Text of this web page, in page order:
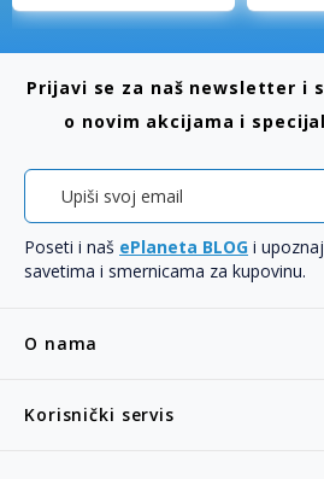
O nama
Korisnički servis
Prijavi se za naš newsletter i
o novim akcijama i
Poseti i naš ePlaneta BLOG i
savetima i smernicama za kupovinu.